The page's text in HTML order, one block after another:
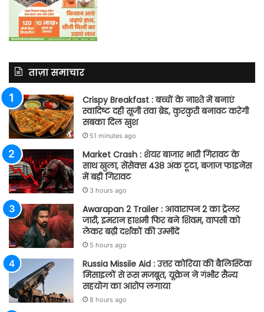
ताज़ा समाचार
Crispy Breakfast : बच्चों के नाश्ते में बनाएं
स्वादिष्ट दही सूजी तवा ब्रेड, कुरकुरी बनावट करेगी
सबका दिल खुश
51 minutes ago
Market Crash : शेयर बाजार भारी गिरावट के
साथ खुला, सेंसेक्स 438 अंक टूटा, बजाज फाइनेंस
में बड़ी गिरावट
3 hours ago
Awarapan 2 Trailer : आवारापन 2 का ट्रेलर
जारी, इमरान हाशमी फिर बने शिवम, वापसी को
लेकर बढ़ी दर्शकों की उम्मीदें
5 hours ago
Russia Missile Aid : उत्तर कोरिया की बैलिस्टिक
मिसाइलों से रूस मजबूत, यूक्रेन ने गंभीर सैन्य
सहयोग का आरोप लगाया
8 hours ago